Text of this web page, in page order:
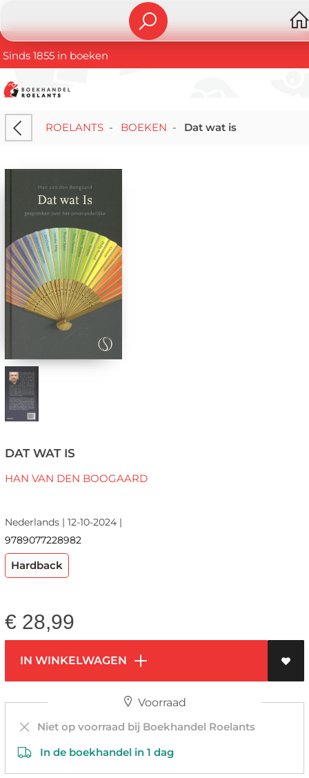
Sinds 1855 in boeken
ROELANTS- BOEKEN - Dat wat is
DAT WAT IS
HAN VAN DEN BOOGAARD
Nederlands | 12-10-2024 |
9789077228982
Hardback
€ 28,99
IN WINKELWAGEN
Voorraad
Niet op voorraad bij Boekhandel Roelants
In de boekhandel in 1 dag